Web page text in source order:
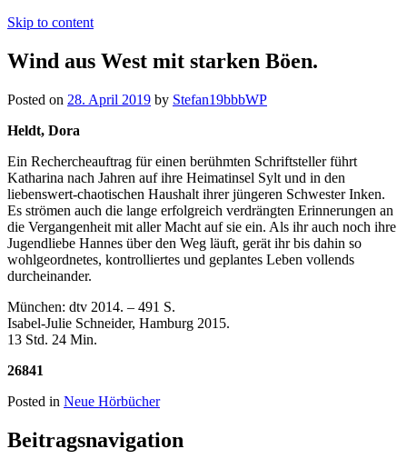
Skip to content
Wind aus West mit starken Böen.
Posted on 28. April 2019 by Stefan19bbbWP
Heldt, Dora
Ein Rechercheauftrag für einen berühmten Schriftsteller führt
Katharina nach Jahren auf ihre Heimatinsel Sylt und in den
liebenswert-chaotischen Haushalt ihrer jüngeren Schwester Inken.
Es strömen auch die lange erfolgreich verdrängten Erinnerungen an
die Vergangenheit mit aller Macht auf sie ein. Als ihr auch noch ihre
Jugendliebe Hannes über den Weg läuft, gerät ihr bis dahin so
wohlgeordnetes, kontrolliertes und geplantes Leben vollends
durcheinander.
München: dtv 2014. – 491 S.
Isabel-Julie Schneider, Hamburg 2015.
13 Std. 24 Min.
26841
Posted in Neue Hörbücher
Beitragsnavigation